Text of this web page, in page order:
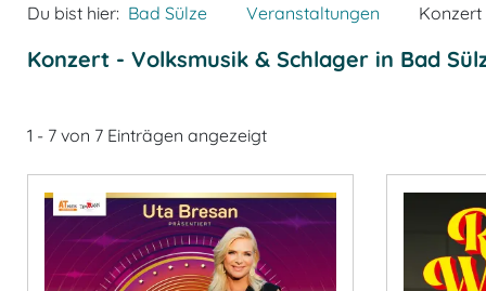
Du bist hier: Bad Sülze Veranstaltungen
Konzert - Volksmusik & Schlager in Bad
1 - 7 von 7 Einträgen angezeigt